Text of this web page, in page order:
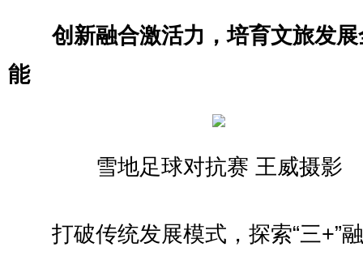
创新融合激活力，培育文旅发
能
雪地足球对抗赛 王威摄影
打破传统发展模式，探索“三+”